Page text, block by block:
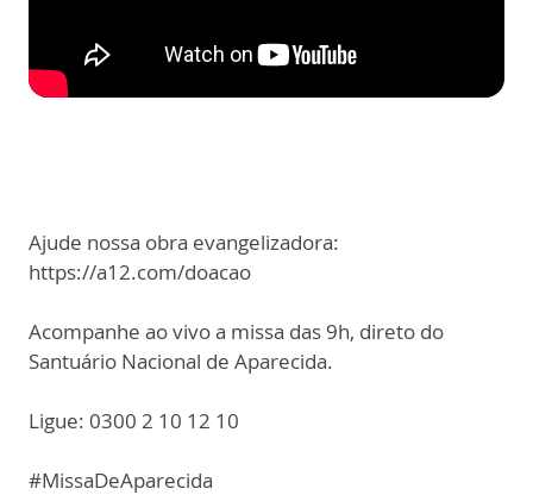
Ajude nossa obra evangelizadora:
https://a12.com/doacao
Acompanhe ao vivo a missa das 9h, direto do
Santuário Nacional de Aparecida.
Ligue: 0300 2 10 12 10
#MissaDeAparecida